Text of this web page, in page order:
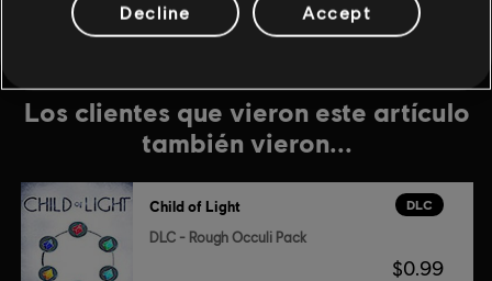
Los clientes que vieron este artículo
también vieron...
DLC
Child of Light
DLC - Rough Occuli Pack
$0.99
Decline Accept